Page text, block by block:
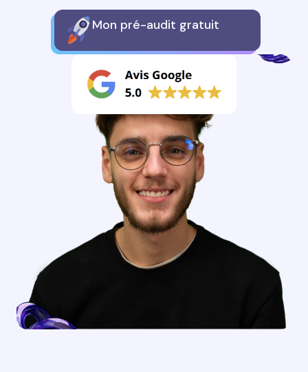
Mon pré-audit gratuit